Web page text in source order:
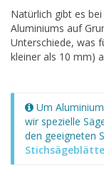
Natürlich gibt es
Aluminiums auf
Unterschiede, was
kleiner als 10 mm)
Um
wir spezielle
den geeigneten